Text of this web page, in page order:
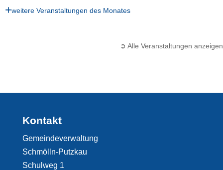
weitere Veranstaltungen des Monates
➲ Alle Veranstaltungen anzeigen
Kontakt
Gemeindeverwaltung
Schmölln-Putzkau
Schulweg 1